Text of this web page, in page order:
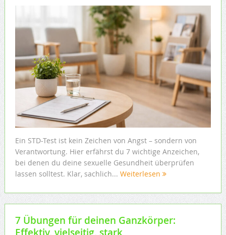
Ein STD-Test ist kein Zeichen von Angst – sondern von
Verantwortung. Hier erfährst du 7 wichtige Anzeichen,
bei denen du deine sexuelle Gesundheit überprüfen
lassen solltest. Klar, sachlich... Weiterlesen
7 Übungen für deinen Ganzkörper: